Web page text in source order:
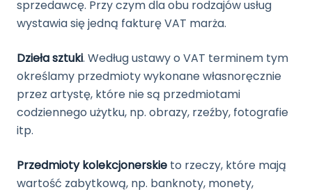
sprzedawcę. Przy czym dla obu rodzajów usług
wystawia się jedną fakturę VAT marża.
Dzieła sztuki. Według ustawy o VAT terminem tym
określamy przedmioty wykonane własnoręcznie
przez artystę, które nie są przedmiotami
codziennego użytku, np. obrazy, rzeźby, fotografie
itp.
Przedmioty kolekcjonerskie to rzeczy, które mają
wartość zabytkową, np. banknoty, monety,